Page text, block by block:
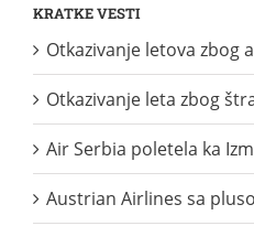
KRATKE VESTI
Otkazivanje letova zbog
Otkazivanje leta zbog
Air Serbia poletela ka
Austrian Airlines sa